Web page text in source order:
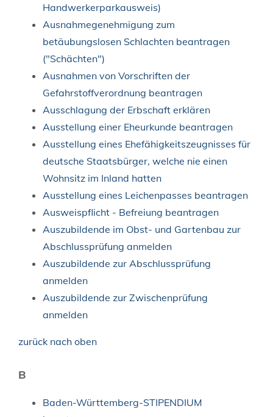
Handwerkerparkausweis)
Ausnahmegenehmigung zum
betäubungslosen Schlachten beantragen
("Schächten")
Ausnahmen von Vorschriften der
Gefahrstoffverordnung beantragen
Ausschlagung der Erbschaft erklären
Ausstellung einer Eheurkunde beantragen
Ausstellung eines Ehefähigkeitszeugnisses für
deutsche Staatsbürger, welche nie einen
Wohnsitz im Inland hatten
Ausstellung eines Leichenpasses beantragen
Ausweispflicht - Befreiung beantragen
Auszubildende im Obst- und Gartenbau zur
Abschlussprüfung anmelden
Auszubildende zur Abschlussprüfung
anmelden
Auszubildende zur Zwischenprüfung
anmelden
zurück nach oben
B
Baden-Württemberg-STIPENDIUM